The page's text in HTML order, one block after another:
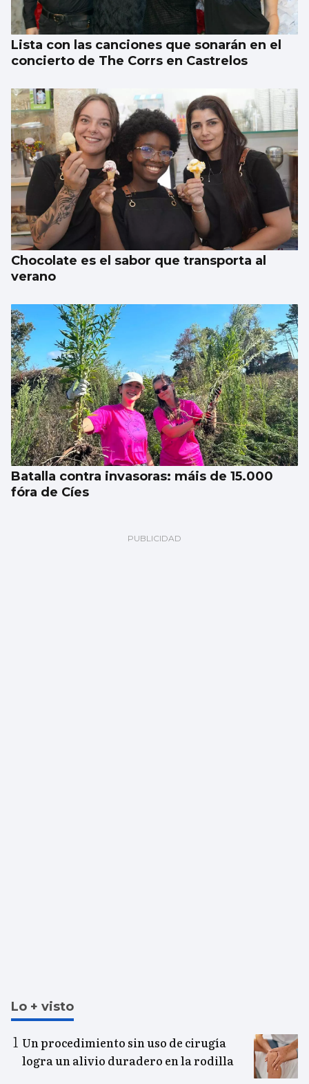
Eurovisión Junior 2026
Lista con las canciones que sonarán en el
concierto de The Corrs en Castrelos
Chocolate es el sabor que transporta al
verano
Batalla contra invasoras: máis de 15.000
fóra de Cíes
Lo + visto
Un procedimiento sin uso de cirugía
logra un alivio duradero en la rodilla